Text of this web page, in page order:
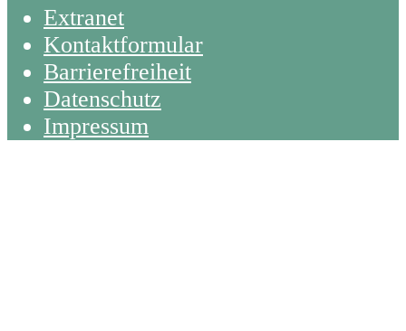
Extranet
Kontaktformular
Barrierefreiheit
Datenschutz
Impressum